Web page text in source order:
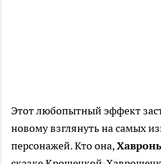
Этот любопытный эффект
новому взглянуть на самых
персонажей. Кто она,